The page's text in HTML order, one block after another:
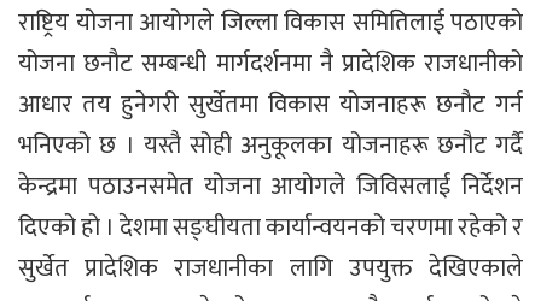
राष्ट्रिय योजना आयोगले जिल्ला विकास समितिलाई पठाएको
योजना छनौट सम्बन्धी मार्गदर्शनमा नै प्रादेशिक राजधानीको
आधार तय हुनेगरी सुर्खेतमा विकास योजनाहरू छनौट गर्न
भनिएको छ । यस्तै सोही अनुकूलका योजनाहरू छनौट गर्दै
केन्द्रमा पठाउनसमेत योजना आयोगले जिविसलाई निर्देशन
दिएको हो । देशमा सङ्घीयता कार्यान्वयनको चरणमा रहेको र
सुर्खेत प्रादेशिक राजधानीका लागि उपयुक्त देखिएकाले